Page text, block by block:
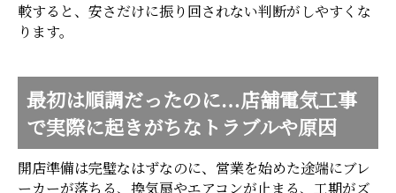
較すると、安さだけに振り回されない判断がしやすくな
ります。
最初は順調だったのに…店舗電気工事
で実際に起きがちなトラブルや原因
開店準備は完璧なはずなのに、営業を始めた途端にブレ
ーカーが落ちる、換気扇やエアコンが止まる、工期がズ